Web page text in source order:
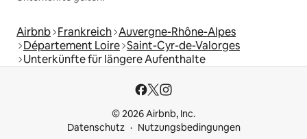
Airbnb Frankreich Auvergne-Rhône-Alpes
Département Loire Saint-Cyr-de-Valorges
Unterkünfte für längere Aufenthalte
© 2026 Airbnb, Inc.
Datenschutz
Nutzungsbedingungen